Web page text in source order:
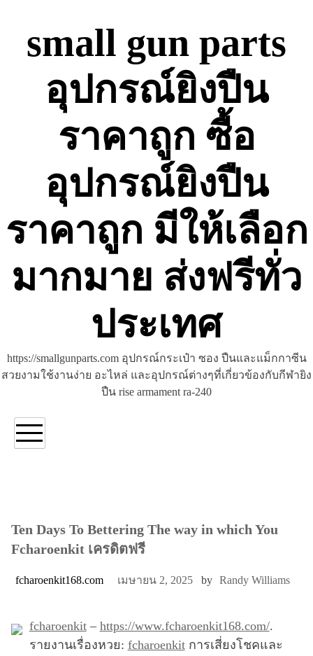
contentsmall gun parts
อุปกรณ์ยิงปืน
ราคาถูก ซื้อ
อุปกรณ์ยิงปืน
ราคาถูก มีให้เลือก
มากมาย ส่งฟรีทั่ว
ประเทศ
https://smallgunparts.com อุปกรณ์กระเป๋า ซอง ปืนและแม็กกาซีน
สวยงามใช้งานง่าย อะไหล่ และอุปกรณ์ต่างๆที่เกี่ยวข้องกับกีฬายิง
ปืน rise armament ra-240
Ten Days To Bettering The way in which You
Fcharoenkit เครดิตฟรี
fcharoenkit168.com เมษายน 2, 2025 by Randy Williams
fcharoenkit– https://www.fcharoenkit168.com/.
รายงานเรื่องหวย: fcharoenkitการเสี่ยงโชคและ